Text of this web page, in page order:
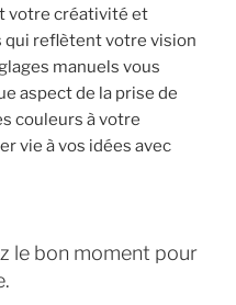
votre créativité et
qui reflètent votre vision
manuels vous
aspect de la prise de
couleurs à votre
vie à vos idées avec
le bon moment pour